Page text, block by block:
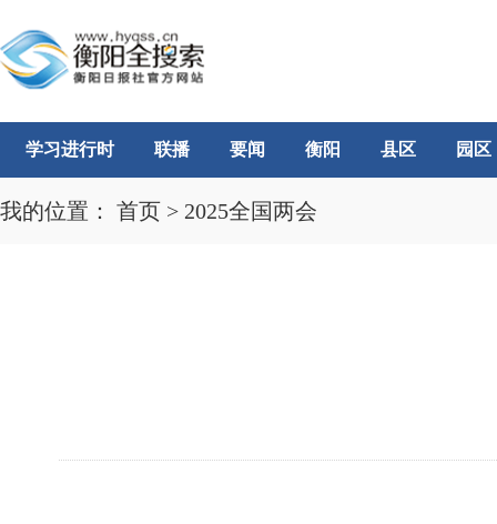
学习进行时 联播 要闻 衡阳 县区 园区
我的位置： 首页 > 2025全国两会